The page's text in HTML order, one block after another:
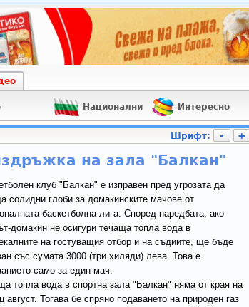
Национални Интересно
Шрифт: - +
на зала "Балкан"
клуб "Балкан" е изправен пред угрозата да
солидни глоби за домакинските мачове от
баскетболна лига. Според наредбата, ако
домакин не осигури течаща топла вода в
на гостуващия отбор и на съдиите, ще бъде
със сумата 3000 (три хиляди)лева. Това е
само за един мач.
топла вода в спортна зала "Балкан" няма от края на
август. Тогава бе спряно подаването на природен газ